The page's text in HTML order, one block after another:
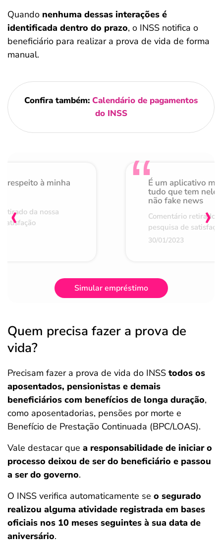
Quando nenhuma dessas interações é
identificada dentro do prazo, o INSS notifica o
beneficiário para realizar a prova de vida de forma
manual.
Confira também: Calendário de pagamentos
do INSS
respeito à minha
da nossa
É um aplicativo
tudo que tem nele
não fake news
Comentário retirado
pesquisa de
30/01/2023
‹ ›
Simular empréstimo
Quem precisa fazer a prova de
vida?
Precisam fazer a prova de vida do INSS todos os
aposentados, pensionistas e demais
beneficiários com benefícios de longa duração,
como aposentadorias, pensões por morte e
Benefício de Prestação Continuada (BPC/LOAS).
Vale destacar que a responsabilidade de iniciar o
processo deixou de ser do beneficiário e passou
a ser do governo.
O INSS verifica automaticamente se o segurado
realizou alguma atividade registrada em bases
oficiais nos 10 meses seguintes à sua data de
aniversário.